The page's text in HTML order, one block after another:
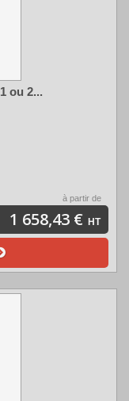
ou 2...
à partir de
1 658,43 € HT